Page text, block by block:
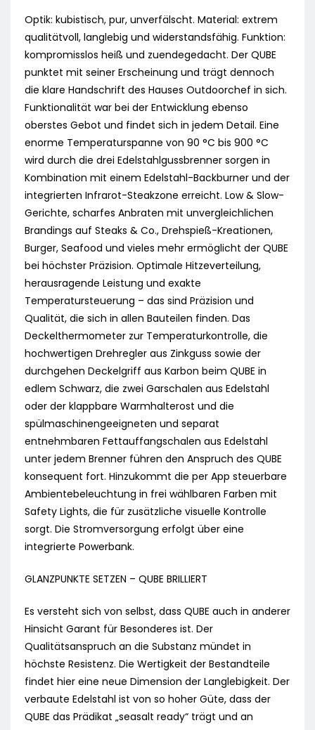
Optik: kubistisch, pur, unverfälscht. Material: extrem
qualitätvoll, langlebig und widerstandsfähig. Funktion:
kompromisslos heiß und zuendegedacht. Der QUBE
punktet mit seiner Erscheinung und trägt dennoch
die klare Handschrift des Hauses Outdoorchef in sich.
Funktionalität war bei der Entwicklung ebenso
oberstes Gebot und findet sich in jedem Detail. Eine
enorme Temperaturspanne von 90 °C bis 900 °C
wird durch die drei Edelstahlgussbrenner sorgen in
Kombination mit einem Edelstahl-Backburner und der
integrierten Infrarot-Steakzone erreicht. Low & Slow-
Gerichte, scharfes Anbraten mit unvergleichlichen
Brandings auf Steaks & Co., Drehspieß-Kreationen,
Burger, Seafood und vieles mehr ermöglicht der QUBE
bei höchster Präzision. Optimale Hitzeverteilung,
herausragende Leistung und exakte
Temperatursteuerung – das sind Präzision und
Qualität, die sich in allen Bauteilen finden. Das
Deckelthermometer zur Temperaturkontrolle, die
hochwertigen Drehregler aus Zinkguss sowie der
durchgehen Deckelgriff aus Karbon beim QUBE in
edlem Schwarz, die zwei Garschalen aus Edelstahl
oder der klappbare Warmhalterost und die
spülmaschinengeeigneten und separat
entnehmbaren Fettauffangschalen aus Edelstahl
unter jedem Brenner führen den Anspruch des QUBE
konsequent fort. Hinzukommt die per App steuerbare
Ambientebeleuchtung in frei wählbaren Farben mit
Safety Lights, die für zusätzliche visuelle Kontrolle
sorgt. Die Stromversorgung erfolgt über eine
integrierte Powerbank.
GLANZPUNKTE SETZEN – QUBE BRILLIERT
Es versteht sich von selbst, dass QUBE auch in anderer
Hinsicht Garant für Besonderes ist. Der
Qualitätsanspruch an die Substanz mündet in
höchste Resistenz. Die Wertigkeit der Bestandteile
findet hier eine neue Dimension der Langlebigkeit. Der
verbaute Edelstahl ist von so hoher Güte, dass der
QUBE das Prädikat „seasalt ready“ trägt und an